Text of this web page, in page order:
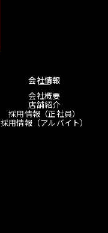
会社情報
会社概要
店舗紹介
採用情報（正社員）
採用情報（アルバイト）